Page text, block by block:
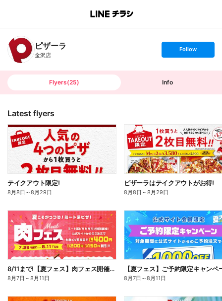
B
n
c
h
T
ピザーラ
金沢店
s
t
o
Follow
Flyers(25) Info
Latest flyers
テイクアウト限定!
8月8日 ～8月29日
ピザーラはテイクアウトがお得!
8月8日 ～8月29日
8/11まで!【夏フェス】肉フェス開催中!
8月7日 ～8月11日
【夏フェス】ご予約限定キャンペ
8月7日 ～8月11日